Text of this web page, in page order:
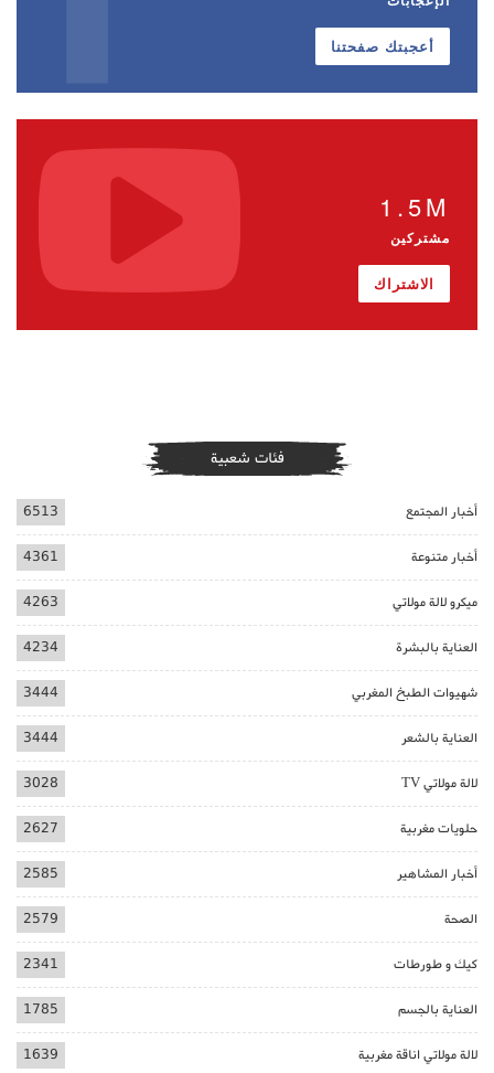
أعجبتك صفحتنا
1.5M
مشتركين
الاشتراك
فئات شعبية
أخبار المجتمع 6513
أخبار متنوعة 4361
ميكرو لالة مولاتي 4263
العناية بالبشرة 4234
شهيوات الطبخ المغربي 3444
العناية بالشعر 3444
لالة مولاتي TV 3028
حلويات مغربية 2627
أخبار المشاهير 2585
الصحة 2579
كيك و طورطات 2341
العناية بالجسم 1785
لالة مولاتي اناقة مغربية 1639